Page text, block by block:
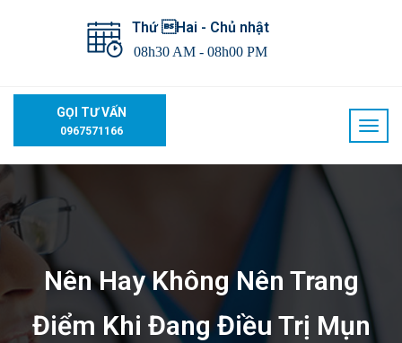
Thứ Hai - Chủ nhật
08h30 AM - 08h00 PM
GỌI TƯ VẤN
0967571166
Nên Hay Không Nên Trang
Điểm Khi Đang Điều Trị Mụn